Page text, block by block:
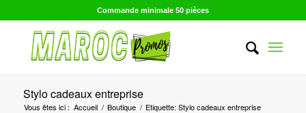
Commande minimale 50 pièces
Stylo cadeaux entreprise
Vous êtes ici : Accueil / Boutique / Etiquette: Stylo cadeaux entreprise